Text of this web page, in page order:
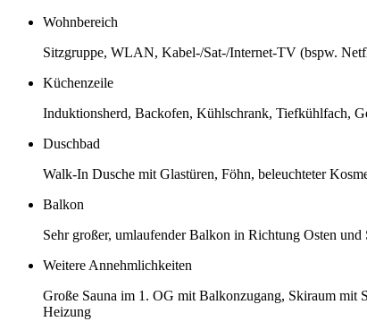
Wohnbereich
Sitzgruppe, WLAN, Kabel-/Sat-/Internet-TV (bspw.
Küchenzeile
Induktionsherd, Backofen, Kühlschrank, Tiefkühlfach,
Duschbad
Walk-In Dusche mit Glastüren, Föhn, beleuchteter
Balkon
Sehr großer, umlaufender Balkon in Richtung Osten und
Weitere Annehmlichkeiten
Große Sauna im 1. OG mit Balkonzugang, Skiraum mit
Heizung